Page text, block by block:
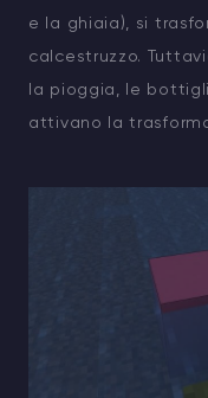
e la ghiaia), si
calcestruzzo.
la pioggia, le
attivano la